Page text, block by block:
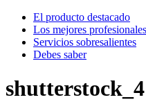
El producto destacado
Los mejores profesionales
Servicios sobresalientes
Debes saber